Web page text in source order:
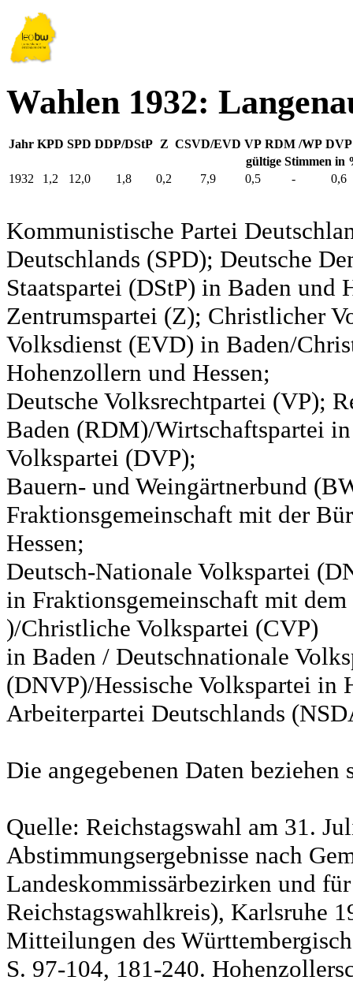
Wahlen 1932:
Jahr KPD SPD DDP/DStP Z CSVD/EVD VP RDM /WP DVP
gültige Stimmen in
1932
1,2 12,0 1,8 0,2 7,9 0,5 - 0,6
Kommunistische Partei
Deutschlands (SPD); Deutsche
Staatspartei (DStP) in Baden und
Zentrumspartei (Z); Christlicher
Volksdienst (EVD) in Baden/
Hohenzollern und Hessen;
Deutsche Volksrechtpartei (VP);
Baden (RDM)/Wirtschaftspartei
Volkspartei (DVP);
Bauern- und Weingärtnerbund
Fraktionsgemeinschaft mit der
Hessen;
Deutsch-Nationale Volkspartei
in Fraktionsgemeinschaft mit
)/Christliche Volkspartei (CVP)
in Baden / Deutschnationale
(DNVP)/Hessische Volkspartei in
Arbeiterpartei Deutschlands
Die angegebenen Daten
Quelle: Reichstagswahl am 31.
Abstimmungsergebnisse nach
Landeskommissärbezirken und
Reichstagswahlkreis), Karlsruhe
Mitteilungen des
S. 97-104, 181-240.